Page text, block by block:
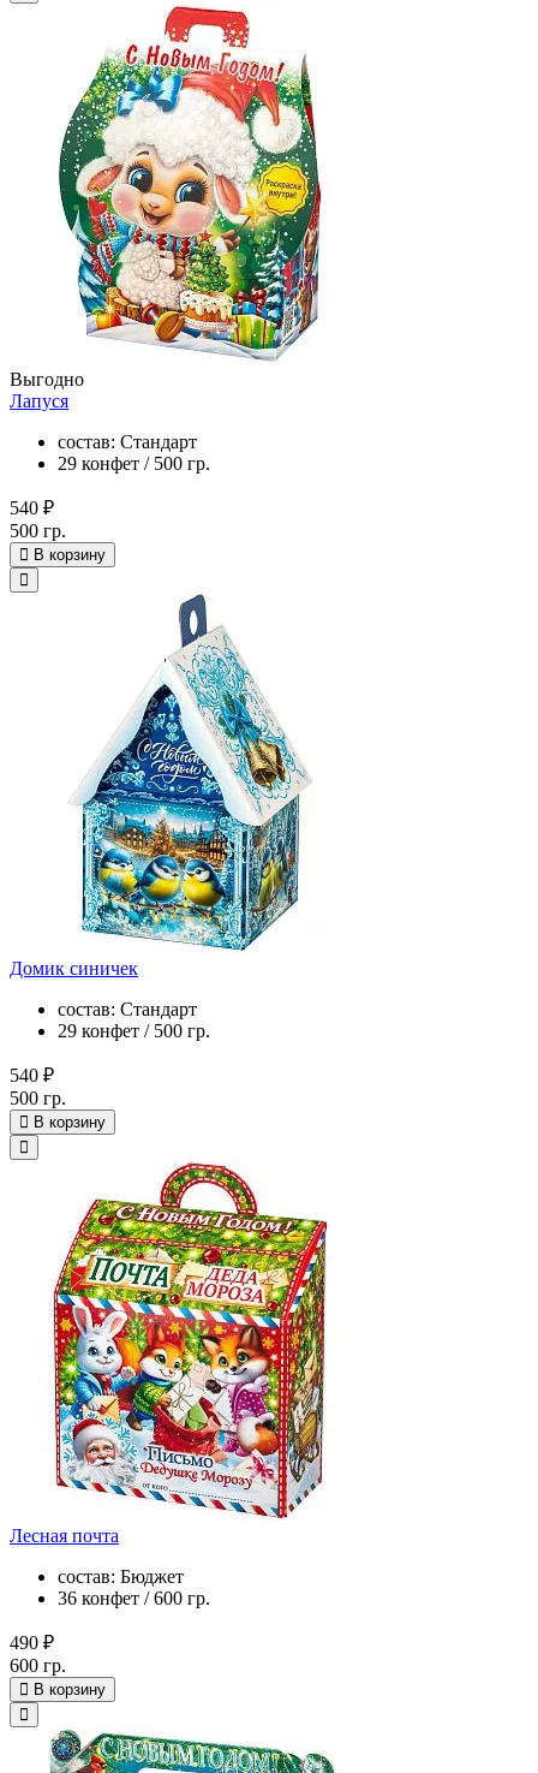
Выгодно
Лапуся
состав: Стандарт
29 конфет / 500 гр.
540 ₽
500 гр.
В корзину
Домик синичек
состав: Стандарт
29 конфет / 500 гр.
540 ₽
500 гр.
В корзину
Лесная почта
состав: Бюджет
36 конфет / 600 гр.
490 ₽
600 гр.
В корзину